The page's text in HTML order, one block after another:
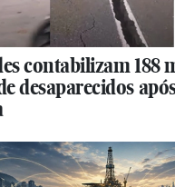
contabilizam 188
desaparecidos